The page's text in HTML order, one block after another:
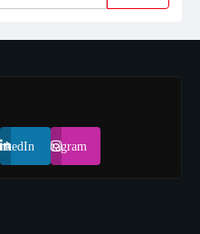
Instagram